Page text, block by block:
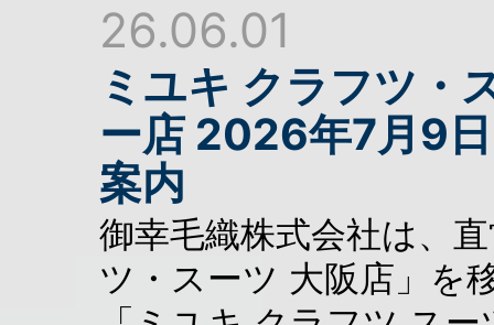
26.06.01
ミユキ クラフツ・
ー店 2026年7月9
案内
御幸毛織株式会社は、
ツ・スーツ 大阪店」を